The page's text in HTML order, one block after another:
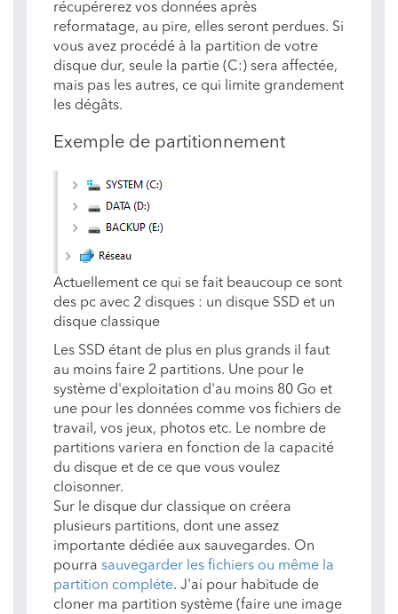
récupérerez vos données après
reformatage, au pire, elles seront perdues. Si
vous avez procédé à la partition de votre
disque dur, seule la partie (C:) sera affectée,
mais pas les autres, ce qui limite grandement
les dégâts.
Exemple de partitionnement
Actuellement ce qui se fait beaucoup ce sont
des pc avec 2 disques : un disque SSD et un
disque classique
Les SSD étant de plus en plus grands il faut
au moins faire 2 partitions. Une pour le
système d'exploitation d'au moins 80 Go et
une pour les données comme vos fichiers de
travail, vos jeux, photos etc. Le nombre de
partitions variera en fonction de la capacité
du disque et de ce que vous voulez
cloisonner.
Sur le disque dur classique on créera
plusieurs partitions, dont une assez
importante dédiée aux sauvegardes. On
pourra sauvegarder les fichiers ou même la
partition compléte. J'ai pour habitude de
cloner ma partition système (faire une image